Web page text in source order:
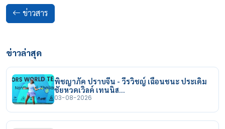
ข่าวสาร
ข่าวล่าสุด
พิชญาภัค ปราบจีน - วีรวิชญ์ เฉือนชนะ ประเดิม
ชัยหวดเวิลด์ เทนนิส…
03-08-2026